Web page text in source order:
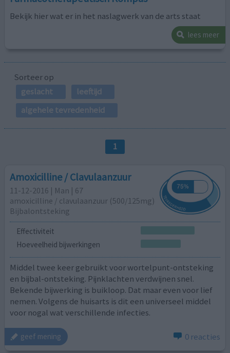
Bekijk hier wat er in het naslagwerk van de arts staat
lees meer
Sorteer op
geslacht
leeftijd
algehele tevredenheid
1
Amoxicilline / Clavulaanzuur
11-12-2016 | Man | 67
amoxicilline / clavulaanzuur (500/125mg)
Bijbalontsteking
Effectiviteit
Hoeveelheid bijwerkingen
Middel twee keer gebruikt voor wortelpunt-ontsteking
en bijbal-ontsteking. Pijnklachten verdwijnen snel.
Bekende bijwerking is buikloop. Dat maar even voor lief
nemen. Volgens de huisarts is dit een universeel middel
voor nogal wat verschillende infecties.
geef mening 0 reacties